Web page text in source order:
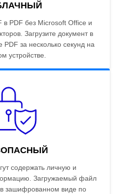
в PDF без Microsoft Office и
Загрузите документ в
PDF за несколько секунд на
устройстве.
содержать личную и
Загружаемый файл
зашифрованном виде по